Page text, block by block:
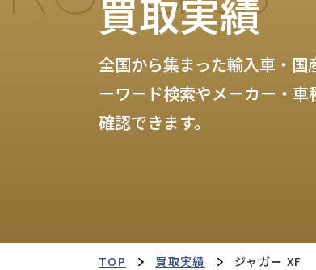
買取実績
全国から集まった輸入車・国
ーワード検索やメーカー・
確認できます。
TOP 買取実績 ジャガー XF